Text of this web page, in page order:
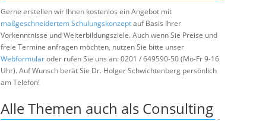
Gerne erstellen wir Ihnen kostenlos ein Angebot mit
maßgeschneidertem Schulungskonzeptauf Basis Ihrer
Vorkenntnisse und Weiterbildungsziele. Auch wenn Sie Preise und
freie Termine anfragen möchten, nutzen Sie bitte unser
Webformularoder rufen Sie uns an: 0201 / 649590-50 (Mo-Fr 9-16
Uhr). Auf Wunsch berät Sie Dr. Holger Schwichtenberg persönlich
am Telefon!
Alle Themen auch als Consulting